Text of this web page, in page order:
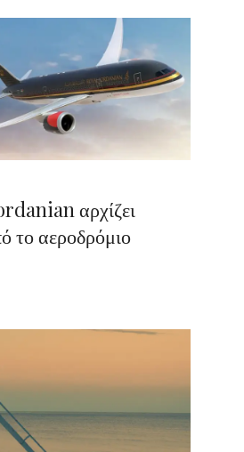
αρχίζει
το αεροδρόμιο